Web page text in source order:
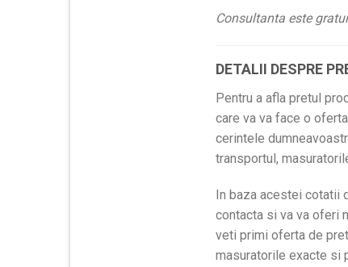
Consultanta este
DETALII DESPRE
Pentru a afla pretul
care va va face o
cerintele
transportul,
In baza acestei cotatii
contacta si va va oferi
veti primi oferta de
masuratorile exacte si